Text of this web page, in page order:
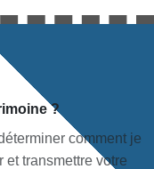
?
comment je
et transmettre votre